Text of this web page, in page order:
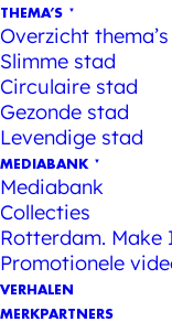
THEMA’S
Overzicht thema’s
Slimme stad
Circulaire stad
Gezonde stad
Levendige stad
MEDIABANK
Mediabank
Collecties
Rotterdam. Make
Promotionele
VERHALEN
MERKPARTNERS